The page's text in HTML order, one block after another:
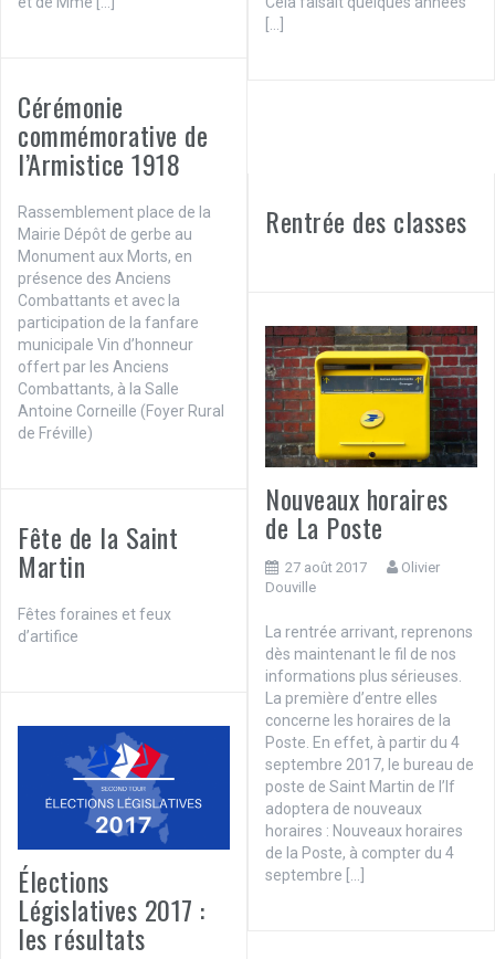
Cérémonie
commémorative de
l’Armistice 1918
Rassemblement place de la
Mairie Dépôt de gerbe au
Monument aux Morts, en
présence des Anciens
Combattants et avec la
participation de la fanfare
municipale Vin d’honneur
offert par les Anciens
Combattants, à la Salle
Antoine Corneille (Foyer Rural
de Fréville)
Rentrée des classes
Nouveaux horaires
de La Poste
27 août 2017
Olivier
Douville
La rentrée arrivant, reprenons
dès maintenant le fil de nos
informations plus sérieuses.
La première d’entre elles
concerne les horaires de la
Poste. En effet, à partir du 4
septembre 2017, le bureau de
poste de Saint Martin de l’If
adoptera de nouveaux
horaires : Nouveaux horaires
de la Poste, à compter du 4
septembre […]
Fête de la Saint
Martin
Fêtes foraines et feux
d’artifice
Élections
Législatives 2017 :
les résultats